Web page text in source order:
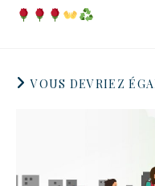
VOUS DEVRIEZ